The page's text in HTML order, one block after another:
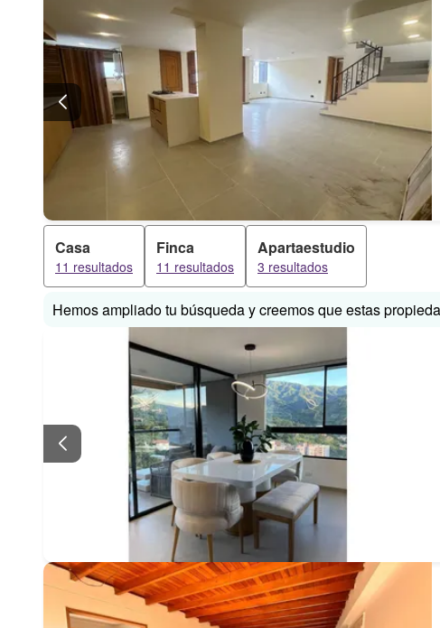
Casa
11 resultados
Finca
11 resultados
Apartaestudio
3 resultados
Hemos ampliado tu búsqueda y creemos que estas